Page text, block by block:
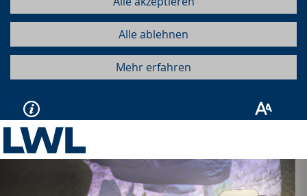
Alle ablehnen
Mehr erfahren
Vorherige